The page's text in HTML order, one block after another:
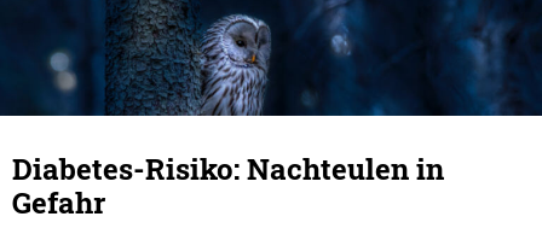
Diabetes-Risiko: Nachteulen in
Gefahr